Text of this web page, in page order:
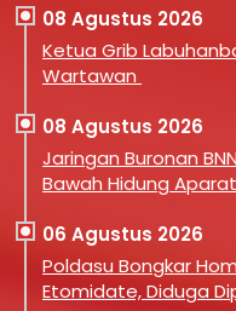
08 Agustus 2026
Ketua Grib
Wartawan
08 Agustus 2026
Jaringan Buronan
Bawah Hidung Aparat
06 Agustus 2026
Poldasu Bongkar
Etomidate, Diduga